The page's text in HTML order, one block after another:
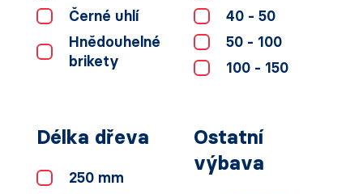
Černé uhlí
Hnědouhelné
brikety
40 - 50
50 - 100
100 - 150
Délka dřeva
250 mm
Ostatní
výbava